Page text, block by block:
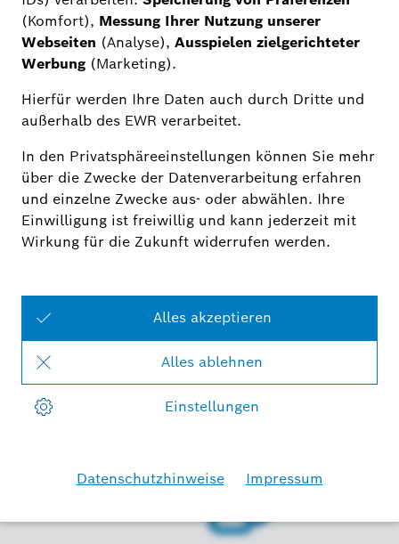
Datenschutzhinweise Bosch
Smart Home Social Media
Zu den Datenschutzhinweisen